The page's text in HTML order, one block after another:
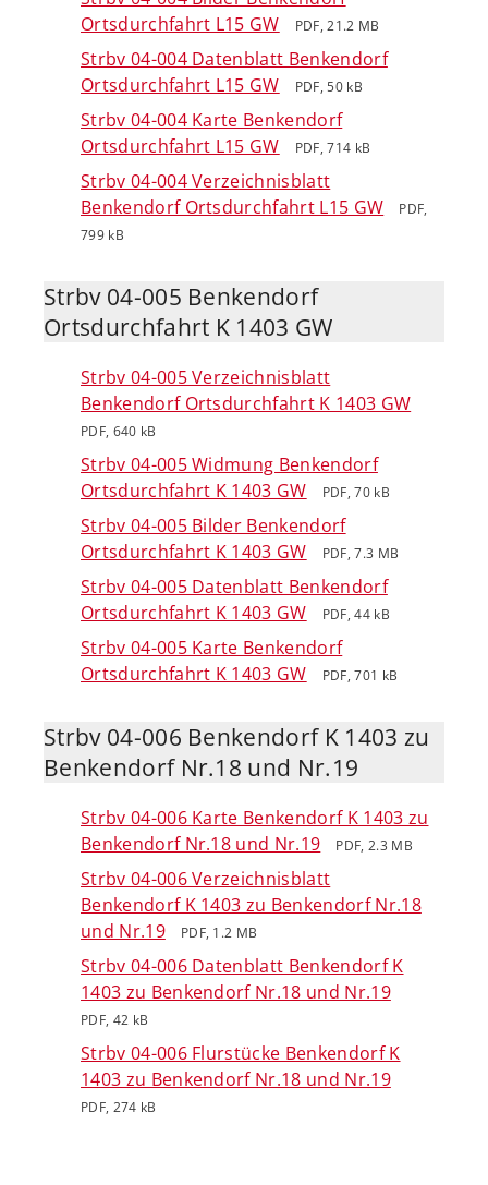
Ortsdurchfahrt L15 GW
PDF, 21.2 MB
Strbv 04-004 Datenblatt Benkendorf
Ortsdurchfahrt L15 GW
PDF, 50 kB
Strbv 04-004 Karte Benkendorf
Ortsdurchfahrt L15 GW
PDF, 714 kB
Strbv 04-004 Verzeichnisblatt
Benkendorf Ortsdurchfahrt L15 GW
PDF,
799 kB
Strbv 04-005 Benkendorf
Ortsdurchfahrt K 1403 GW
Strbv 04-005 Verzeichnisblatt
Benkendorf Ortsdurchfahrt K 1403 GW
PDF, 640 kB
Strbv 04-005 Widmung Benkendorf
Ortsdurchfahrt K 1403 GW
PDF, 70 kB
Strbv 04-005 Bilder Benkendorf
Ortsdurchfahrt K 1403 GW
PDF, 7.3 MB
Strbv 04-005 Datenblatt Benkendorf
Ortsdurchfahrt K 1403 GW
PDF, 44 kB
Strbv 04-005 Karte Benkendorf
Ortsdurchfahrt K 1403 GW
PDF, 701 kB
Strbv 04-006 Benkendorf K 1403 zu
Benkendorf Nr.18 und Nr.19
Strbv 04-006 Karte Benkendorf K 1403 zu
Benkendorf Nr.18 und Nr.19
PDF, 2.3 MB
Strbv 04-006 Verzeichnisblatt
Benkendorf K 1403 zu Benkendorf Nr.18
und Nr.19
PDF, 1.2 MB
Strbv 04-006 Datenblatt Benkendorf K
1403 zu Benkendorf Nr.18 und Nr.19
PDF, 42 kB
Strbv 04-006 Flurstücke Benkendorf K
1403 zu Benkendorf Nr.18 und Nr.19
PDF, 274 kB